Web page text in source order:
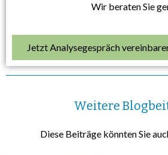
Wir beraten Sie
Jetzt Analysegespräch
Weitere
Diese Beiträge könnten Sie